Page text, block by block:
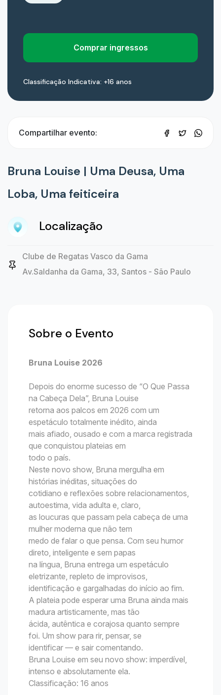
Bruna Louise | Uma Deusa, Uma
Loba, Uma feiticeira
Localização
Clube de Regatas Vasco da Gama
Av.Saldanha da Gama, 33, Santos - São Paulo
Sobre o Evento
Bruna Louise 2026
Depois do enorme sucesso de “O Que Passa
na Cabeça Dela”, Bruna Louise
retorna aos palcos em 2026 com um
espetáculo totalmente inédito, ainda
mais afiado, ousado e com a marca registrada
que conquistou plateias em
todo o país.
Neste novo show, Bruna mergulha em
histórias inéditas, situações do
cotidiano e reflexões sobre relacionamentos,
autoestima, vida adulta e, claro,
as loucuras que passam pela cabeça de uma
mulher moderna que não tem
medo de falar o que pensa. Com seu humor
direto, inteligente e sem papas
na língua, Bruna entrega um espetáculo
eletrizante, repleto de improvisos,
identificação e gargalhadas do início ao fim.
A plateia pode esperar uma Bruna ainda mais
madura artisticamente, mas tão
ácida, autêntica e corajosa quanto sempre
foi. Um show para rir, pensar, se
identificar — e sair comentando.
Bruna Louise em seu novo show: imperdível,
intenso e absolutamente ela.
Classificação: 16 anos
Comprar ingressos
Classificação Indicativa: +16 anos
Compartilhar evento: